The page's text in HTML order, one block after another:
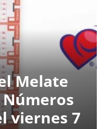
Melate
Números
viernes 7